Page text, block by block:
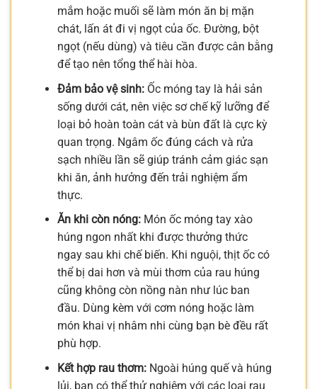
mắm hoặc muối sẽ làm món ăn bị mặn
chát, lấn át đi vị ngọt của ốc. Đường, bột
ngọt (nếu dùng) và tiêu cần được cân bằng
để tạo nên tổng thể hài hòa.
Đảm bảo vệ sinh:Ốc móng tay là hải sản
sống dưới cát, nên việc sơ chế kỹ lưỡng để
loại bỏ hoàn toàn cát và bùn đất là cực kỳ
quan trọng. Ngâm ốc đúng cách và rửa
sạch nhiều lần sẽ giúp tránh cảm giác sạn
khi ăn, ảnh hưởng đến trải nghiệm ẩm
thực.
Ăn khi còn nóng:Món ốc móng tay xào
húng ngon nhất khi được thưởng thức
ngay sau khi chế biến. Khi nguội, thịt ốc có
thể bị dai hơn và mùi thơm của rau húng
cũng không còn nồng nàn như lúc ban
đầu. Dùng kèm với cơm nóng hoặc làm
món khai vị nhâm nhi cùng bạn bè đều rất
phù hợp.
Kết hợp rau thơm:Ngoài húng quế và húng
lủi, bạn có thể thử nghiệm với các loại rau